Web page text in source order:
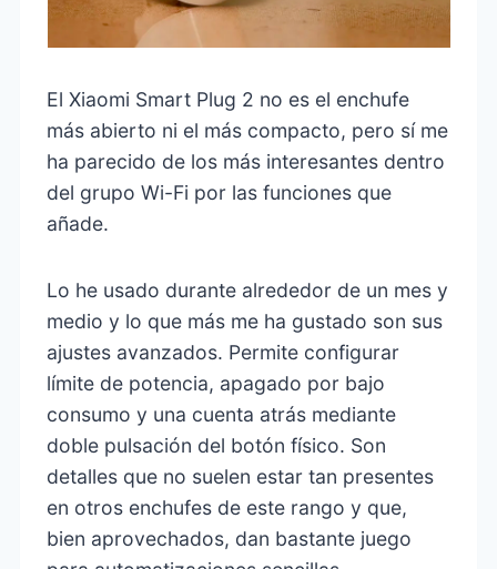
El Xiaomi Smart Plug 2 no es el enchufe
más abierto ni el más compacto, pero sí me
ha parecido de los más interesantes dentro
del grupo Wi-Fi por las funciones que
añade.
Lo he usado durante alrededor de un mes y
medio y lo que más me ha gustado son sus
ajustes avanzados. Permite configurar
límite de potencia, apagado por bajo
consumo y una cuenta atrás mediante
doble pulsación del botón físico. Son
detalles que no suelen estar tan presentes
en otros enchufes de este rango y que,
bien aprovechados, dan bastante juego